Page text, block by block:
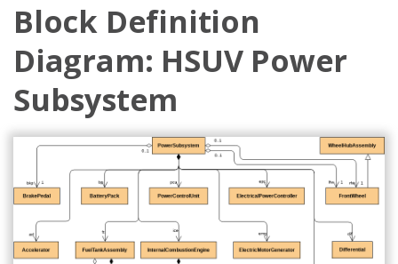
Block Definition
Diagram: HSUV Power
Subsystem